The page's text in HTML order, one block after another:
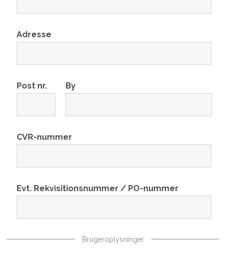
Adresse
Post nr. By
CVR-nummer
Evt. Rekvisitionsnummer / PO-nummer
Brugeroplysninger